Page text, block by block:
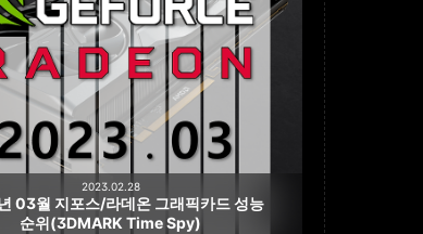
03월 지포스/라데온 그래픽카드 성능
순위(3DMARK Time Spy)
2023.02.28